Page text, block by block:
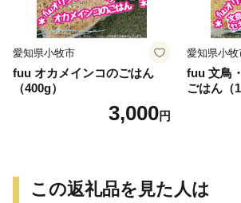
愛知県小牧市
fuu オカメインコのごはん
（400g）
3,000円
愛知県小牧
fuu 文鳥
ごはん（
この返礼品を見た人は